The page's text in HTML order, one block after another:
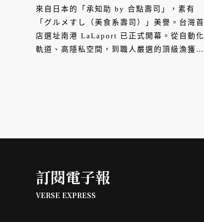
來自日本的「承知助 by 合點壽司」，素有
「グルメすし（美食系壽司）」美譽。台灣首
店選址南港 LaLaport 已正式開幕。從自動化
軌道、高隱私空間，到職人嚴選的頂級漁獲，
訂閱電子報
VERSE EXPRESS